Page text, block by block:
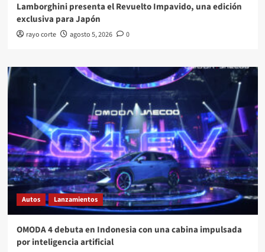
Lamborghini presenta el Revuelto Impavido, una edición
exclusiva para Japón
rayo corte agosto 5, 2026 0
Autos Lanzamientos
OMODA 4 debuta en Indonesia con una cabina impulsada
por inteligencia artificial